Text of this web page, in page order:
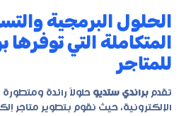
الحلول البرمجية
المتكاملة التي
للمتاجر
تقدم براندي ستديو حلولاً رائدة
الإلكترونية، حيث نقوم بتطوير متاجر